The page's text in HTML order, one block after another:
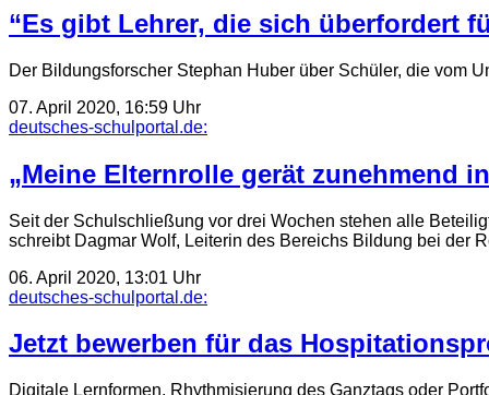
“Es gibt Lehrer, die sich überfordert
Der Bildungsforscher Stephan Huber über Schüler, die vom
07. April 2020, 16:59 Uhr
deutsches-schulportal.de:
„Meine Elternrolle gerät zunehmend
Seit der Schulschließung vor drei Wochen stehen alle
schreibt Dagmar Wolf, Leiterin des Bereichs Bildung bei der
06. April 2020, 13:01 Uhr
deutsches-schulportal.de:
Jetzt bewerben für das
Digitale Lernformen, Rhythmisierung des Ganztags oder